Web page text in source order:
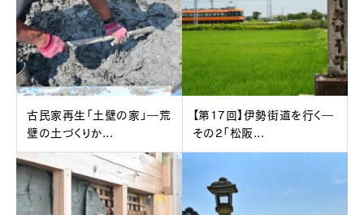
古民家再生「土壁の家」―荒
壁の土づくりか...
【第17回】伊勢街道を行く―
その2「松阪...